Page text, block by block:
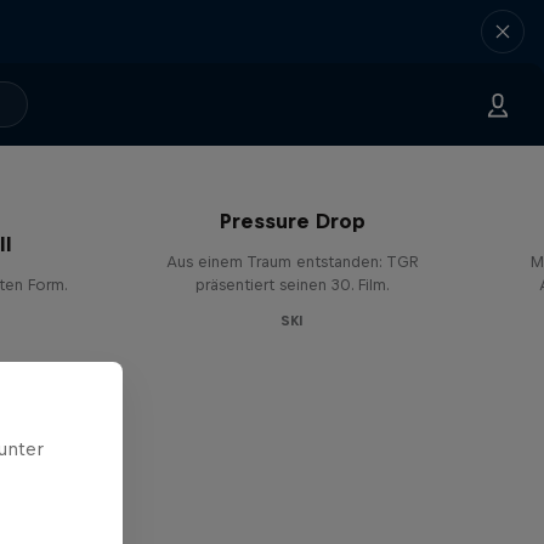
Form.
Pressure Drop
Aus einem Traum entstanden: TGR
präsentiert seinen 30. Film.
SKI